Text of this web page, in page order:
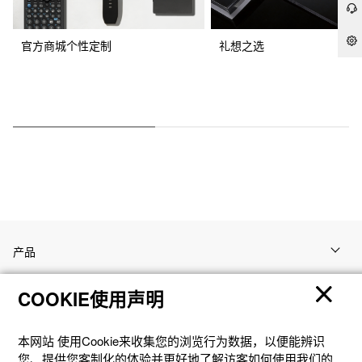
官方商城个性定制 礼想之选
产品
客户支持
资讯
COOKIE使用声明
本网站 使⽤Cookie来收集您的浏览⾏为数据，以便能辨识
您、提供您客制化的体验并更好地了解访客如何使⽤我们的